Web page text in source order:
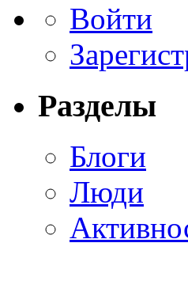
Войти
Разделы
Блоги
Люди